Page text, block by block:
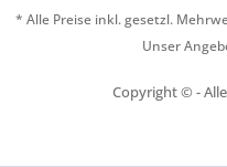
* Alle Preise inkl. gesetzl.
Unser
Copyright © -